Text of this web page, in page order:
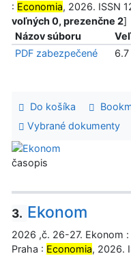
: Economia, 2026. ISSN
voľných 0, prezenčne 2]
Názov súboru
PDF zabezpečené
6.7
Do košíka
Vybrané dokumenty
časopis
3. Ekonom
2026 ,č. 26-27. Ekonom
Praha : Economia, 2026.